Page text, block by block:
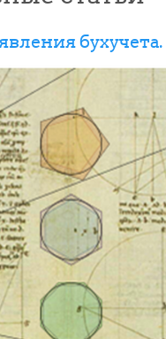
бухучета.